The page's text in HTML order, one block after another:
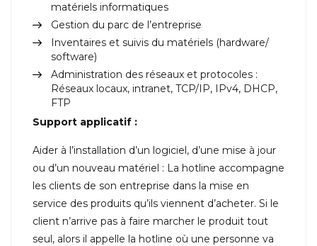
matériels informatiques
Gestion du parc de l’entreprise
Inventaires et suivis du matériels (hardware/
software)
Administration des réseaux et protocoles :
Réseaux locaux, intranet, TCP/IP, IPv4, DHCP,
FTP
Support applicatif :
Aider à l’installation d’un logiciel, d’une mise à jour
ou d’un nouveau matériel : La hotline accompagne
les clients de son entreprise dans la mise en
service des produits qu’ils viennent d’acheter. Si le
client n’arrive pas à faire marcher le produit tout
seul, alors il appelle la hotline où une personne va